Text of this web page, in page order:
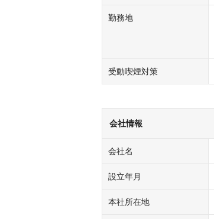
勤務地
受動喫煙対策
会社情報
会社名
設立年月
本社所在地